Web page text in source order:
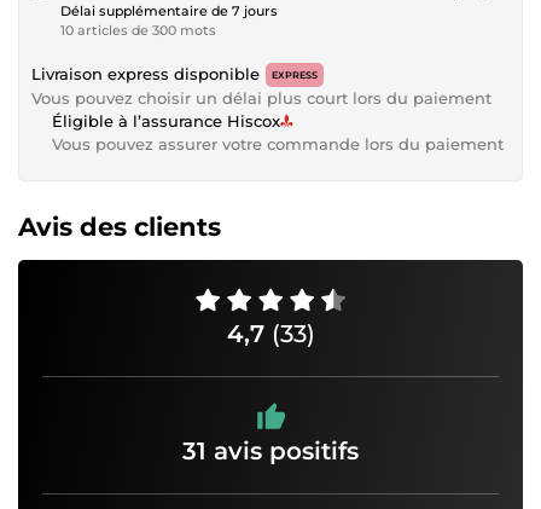
Délai supplémentaire de 7 jours
10 articles de 300 mots
Livraison express disponible EXPRESS
Vous pouvez choisir un délai plus court lors du paiement
Éligible à l’assurance Hiscox
Vous pouvez assurer votre commande lors du paiement
Avis des clients
4,7 (33)
31 avis positifs